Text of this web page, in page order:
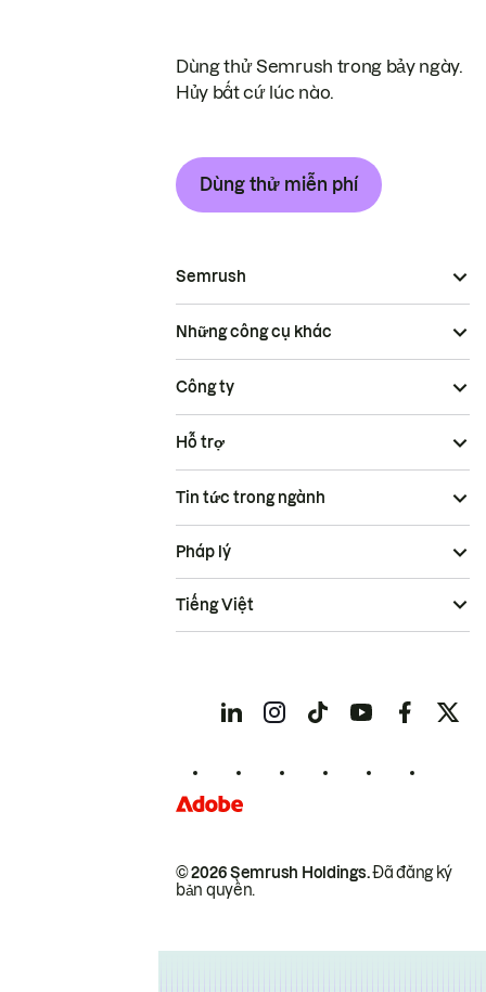
Dùng thử Semrush trong bảy ngày.
Hủy bất cứ lúc nào.
Dùng thử miễn phí
Semrush
Những công cụ khác
Công ty
Hỗ trợ
Tin tức trong ngành
© 2026 Semrush Holdings.Đã đăng ký
bản quyền.
Pháp lý
Tiếng Việt